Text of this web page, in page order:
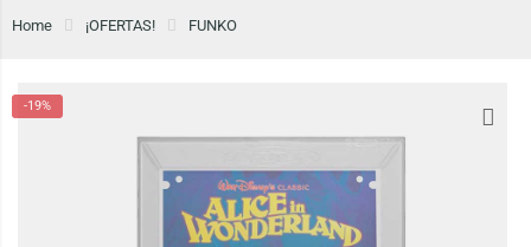
Home ¡OFERTAS! FUNKO
-19%